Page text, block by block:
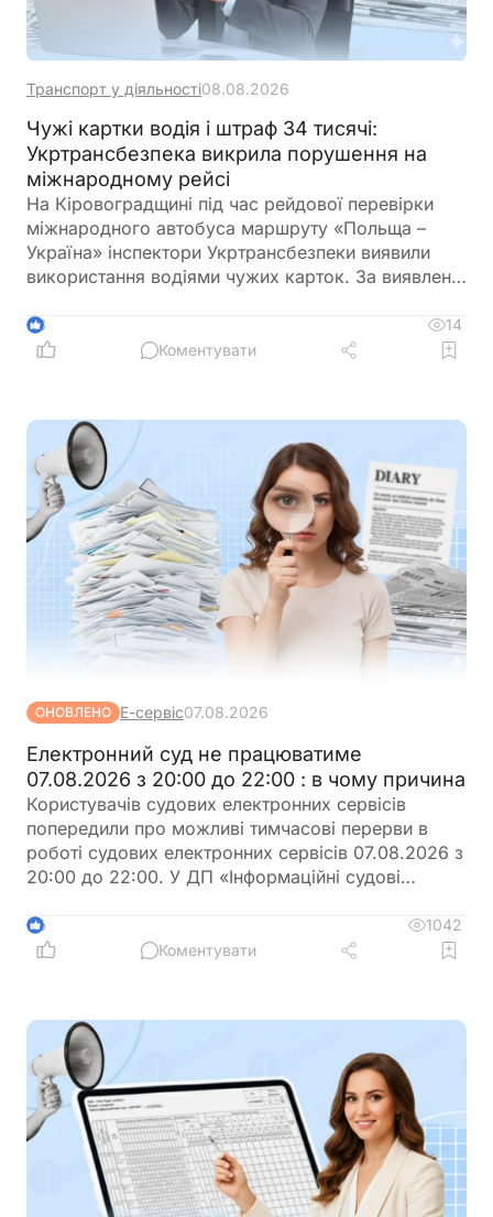
Транспорт у діяльності08.08.2026
Чужі картки водія і штраф 34 тисячі:
Укртрансбезпека викрила порушення на
міжнародному рейсі
На Кіровоградщині під час рейдової перевірки
міжнародного автобуса маршруту «Польща –
Україна» інспектори Укртрансбезпеки виявили
використання водіями чужих карток. За виявлене
34 тис. грн
3
14
Коментувати
ОНОВЛЕНО Е-сервіс07.08.2026
Електронний суд не працюватиме
07.08.2026 з 20:00 до 22:00 : в чому причина
Користувачів судових електронних сервісів
попередили про можливі тимчасові перерви в
роботі судових електронних сервісів 07.08.2026 з
20:00 до 22:00. У ДП «Інформаційні судові
час планування роботи із сервісами
6
1042
Коментувати